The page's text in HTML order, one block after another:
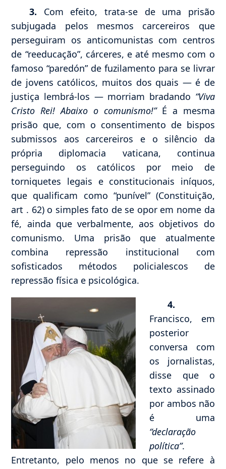
3. Com efeito, trata-se de uma prisão
subjugada pelos mesmos carcereiros que
perseguiram os anticomunistas com centros
de “reeducação”, cárceres, e até mesmo com o
famoso “paredón” de fuzilamento para se livrar
de jovens católicos, muitos dos quais — é de
justiça lembrá-los — morriam bradando “Viva
Cristo Rei! Abaixo o comunismo!”É a mesma
prisão que, com o consentimento de bispos
submissos aos carcereiros e o silêncio da
própria diplomacia vaticana, continua
perseguindo os católicos por meio de
torniquetes legais e constitucionais iníquos,
que qualificam como “punível” (Constituição,
art . 62) o simples fato de se opor em nome da
fé, ainda que verbalmente, aos objetivos do
comunismo. Uma prisão que atualmente
combina repressão institucional com
sofisticados métodos policialescos de
repressão física e psicológica.
4.
Francisco, em
posterior
conversa com
os jornalistas,
disse que o
texto assinado
por ambos não
é uma
“declaração
política”.
Entretanto, pelo menos no que se refere à